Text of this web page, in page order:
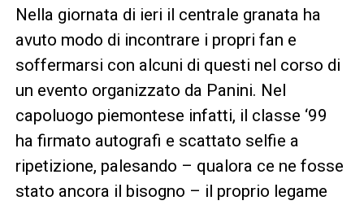
Nella giornata di ieri il centrale granata ha
avuto modo di incontrare i propri fan e
soffermarsi con alcuni di questi nel corso di
un evento organizzato da Panini. Nel
capoluogo piemontese infatti, il classe ‘99
ha firmato autografi e scattato selfie a
ripetizione, palesando – qualora ce ne fosse
stato ancora il bisogno – il proprio legame